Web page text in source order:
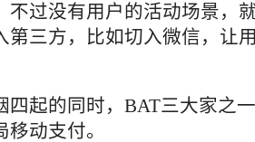
不过没有用户的活动场景，
第三方，比如切入微信，让
起的同时， BAT三大家之
动支付。